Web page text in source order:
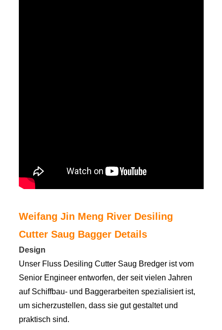
Weifang Jin Meng River Desiling
Cutter Saug Bagger Details
Design
Unser Fluss Desiling Cutter Saug Bredger ist vom
Senior Engineer entworfen, der seit vielen Jahren
auf Schiffbau- und Baggerarbeiten spezialisiert ist,
um sicherzustellen, dass sie gut gestaltet und
praktisch sind.